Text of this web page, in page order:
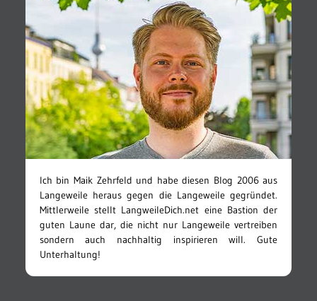
Ich bin Maik Zehrfeld und habe diesen Blog 2006 aus
Langeweile heraus gegen die Langeweile gegründet.
Mittlerweile stellt LangweileDich.net eine Bastion der
guten Laune dar, die nicht nur Langeweile vertreiben
sondern auch nachhaltig inspirieren will. Gute
Unterhaltung!